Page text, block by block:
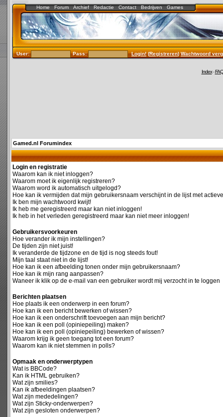
Home Forum Archief Redactie Contact Bedrijven Games
User: Pass: Login!(Registreren)Wachtwoord
Index-FAQ
Gamed.nl Forumindex
Login en registratie
Waarom kan ik niet inloggen?
Waarom moet ik eigenlijk registreren?
Waarom word ik automatisch uitgelogd?
Hoe kan ik vermijden dat mijn gebruikersnaam verschijnt in de lijst met
Ik ben mijn wachtwoord kwijt!
Ik heb me geregistreerd maar kan niet inloggen!
Ik heb in het verleden geregistreerd maar kan niet meer inloggen!
Gebruikersvoorkeuren
Hoe verander ik mijn instellingen?
De tijden zijn niet juist!
Ik veranderde de tijdzone en de tijd is nog steeds fout!
Mijn taal staat niet in de lijst!
Hoe kan ik een afbeelding tonen onder mijn gebruikersnaam?
Hoe kan ik mijn rang aanpassen?
Waneer ik klik op de e-mail van een gebruiker wordt mij verzocht in te loggen
Berichten plaatsen
Hoe plaats ik een onderwerp in een forum?
Hoe kan ik een bericht bewerken of wissen?
Hoe kan ik een onderschrift toevoegen aan mijn bericht?
Hoe kan ik een poll (opiniepeiling) maken?
Hoe kan ik een poll (opiniepeiling) bewerken of wissen?
Waarom krijg ik geen toegang tot een forum?
Waarom kan ik niet stemmen in polls?
Opmaak en onderwerptypen
Wat is BBCode?
Kan ik HTML gebruiken?
Wat zijn smilies?
Kan ik afbeeldingen plaatsen?
Wat zijn mededelingen?
Wat zijn Sticky-onderwerpen?
Wat zijn gesloten onderwerpen?